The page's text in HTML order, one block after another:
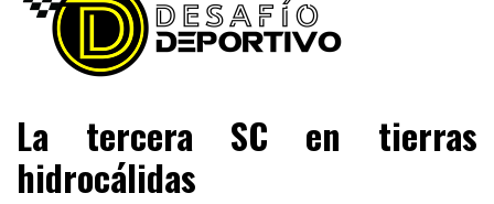
Desafío Deportivo
La tercera SC en tierras
hidrocálidas